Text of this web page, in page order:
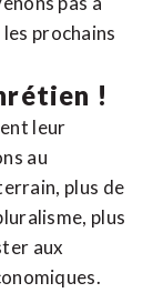
prochains
!
leur
au
plus de
plus
aux